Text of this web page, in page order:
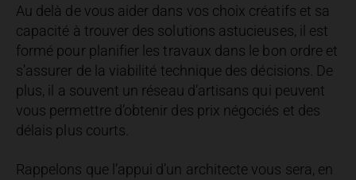
Au delà de vous aider dans vos choix créatifs et sa
capacité à trouver des solutions astucieuses, il est
formé pour planifier les travaux dans le bon ordre et
s’assurer de la viabilité technique des décisions. De
plus, il a souvent un réseau d’artisans qui peuvent
vous permettre d’obtenir des prix négociés et des
délais plus courts.
Rappelons que l’appui d’un architecte vous sera, en